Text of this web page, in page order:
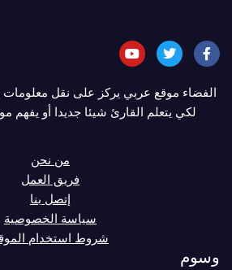
الفضاء موقع عربي يركز على نقل معلومات
لكي يتعلم القارئ شيئا جديدا أو
من نحن
فريق العمل
إتصل بنا
سياسة الخصوصية
شروط استخدام
وسوم